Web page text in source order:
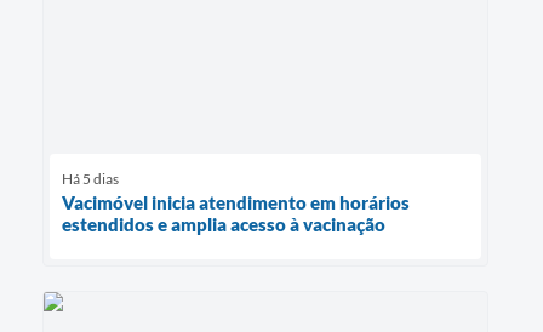
Há 5 dias
Vacimóvel inicia atendimento em horários
estendidos e amplia acesso à vacinação